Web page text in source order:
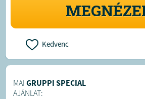
Kedvenc
MAI GRUPPI SPECIAL
AJÁNLAT: